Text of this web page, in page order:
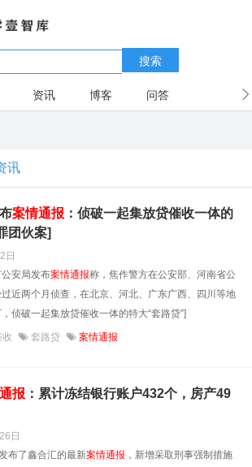
搜索
资讯 博客 问答
讯
案情通报 ：侦破一起集放贷催收一体的
团伙案]
日
安局发布案情通报称，焦作警方在公安部、河南省公
近两个月侦查，在北京、河北、广东广西、四川等地
侦破一起集放贷催收一体的特大“套路贷”]
收 套路贷 案情通报
通报 ：累计冻结银行账户432个，房产49
日
布了鑫合汇的最新案情通报 ，新增采取刑事强制措施